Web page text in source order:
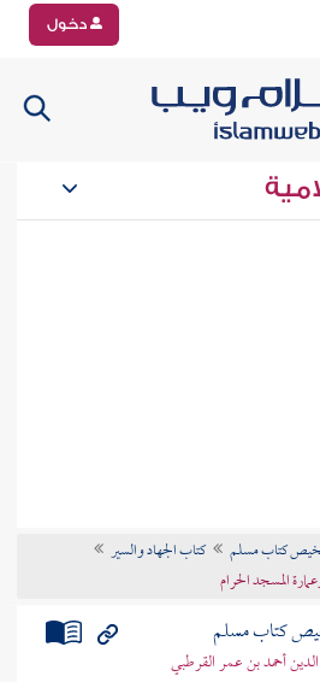
دخول
كتاب مسلم
كتاب الجهاد والسير
المسجد الحرام
كتاب مسلم
أحمد بن عمر القرطبي